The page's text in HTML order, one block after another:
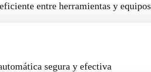
entre herramientas y equipos
segura y efectiva